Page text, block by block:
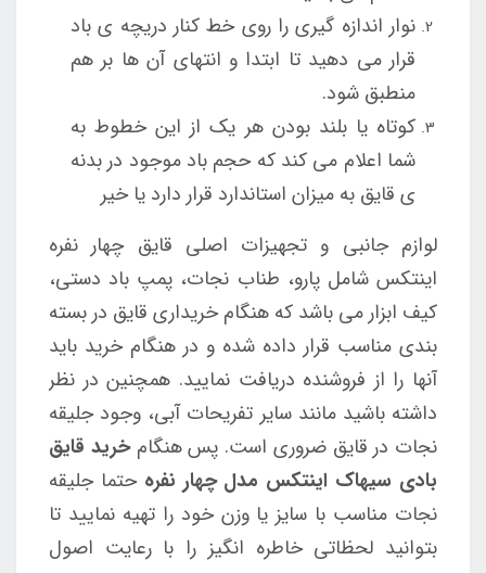
نوار اندازه گیری را روی خط کنار دریچه ی باد
قرار می دهید تا ابتدا و انتهای آن ها بر هم
منطبق شود.
کوتاه یا بلند بودن هر یک از این خطوط به
شما اعلام می کند که حجم باد موجود در بدنه
ی قایق به میزان استاندارد قرار دارد یا خیر
لوازم جانبی و تجهیزات اصلی قایق چهار نفره
اینتکس شامل پارو، طناب نجات، پمپ باد دستی،
کیف ابزار می باشد که هنگام خریداری قایق در بسته
بندی مناسب قرار داده شده و در هنگام خرید باید
آنها را از فروشنده دریافت نمایید. همچنین در نظر
داشته باشید مانند سایر تفریحات آبی، وجود جلیقه
نجات در قایق ضروری است. پس هنگامخرید قایق
بادی سیهاک اینتکس مدل چهار نفره حتما جلیقه
نجات مناسب با سایز یا وزن خود را تهیه نمایید تا
بتوانید لحظاتی خاطره انگیز را با رعایت اصول